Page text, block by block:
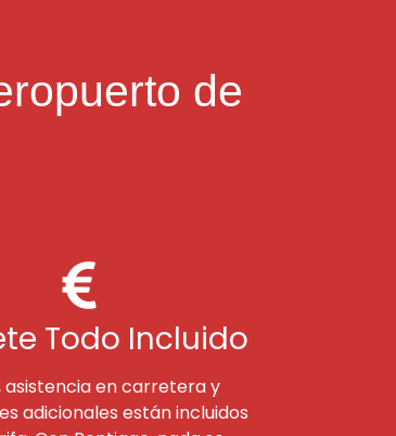
de
Todo Incluido
asistencia en carretera y
adicionales están incluidos